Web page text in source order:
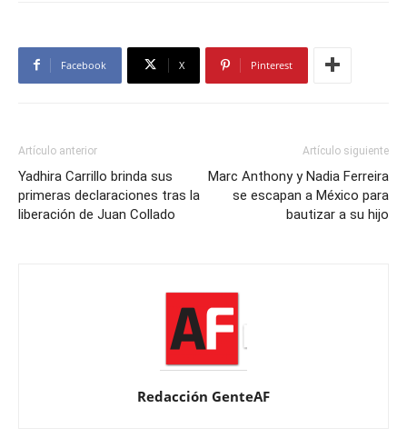
Facebook X Pinterest
Artículo anterior
Yadhira Carrillo brinda sus
primeras declaraciones tras la
liberación de Juan Collado
Artículo siguiente
Marc Anthony y Nadia Ferreira
se escapan a México para
bautizar a su hijo
Redacción GenteAF